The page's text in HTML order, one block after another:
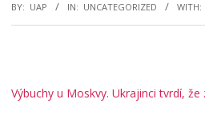
BY: UAP IN: UNCATEGORIZED WITH:
Výbuchy u Moskvy. Ukrajinci tvrdí,